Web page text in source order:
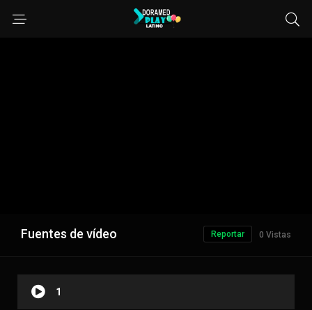
Fuentes de vídeo 0 Vistas
Reportar
1